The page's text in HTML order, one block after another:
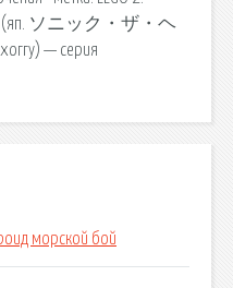
(яп. ソニック・ザ・ヘ
— серия
морской бой